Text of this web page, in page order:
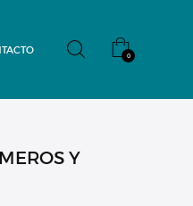
0
Y